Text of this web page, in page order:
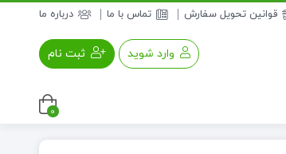
قوانین تحویل سفارش تماس با ما درباره ما
وارد شوید ثبت نام
0